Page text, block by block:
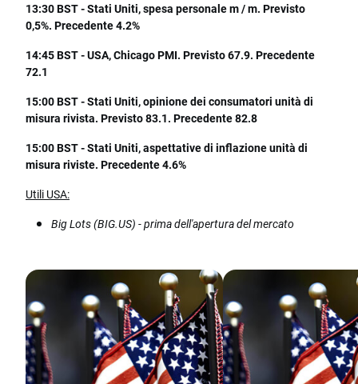
13:30 BST - Stati Uniti, spesa personale m / m. Previsto
0,5%. Precedente 4.2%
14:45 BST - USA, Chicago PMI. Previsto 67.9. Precedente
72.1
15:00 BST - Stati Uniti, opinione dei consumatori unità di
misura rivista. Previsto 83.1. Precedente 82.8
15:00 BST - Stati Uniti, aspettative di inflazione unità di
misura riviste. Precedente 4.6%
Utili USA:
Big Lots (BIG.US) - prima dell'apertura del mercato